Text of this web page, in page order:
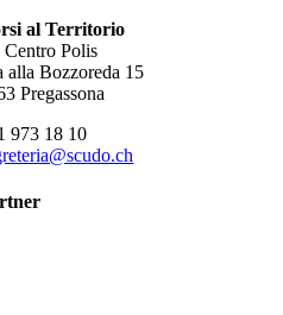
al Territorio
Centro Polis
alla Bozzoreda 15
Pregassona
973 18 10